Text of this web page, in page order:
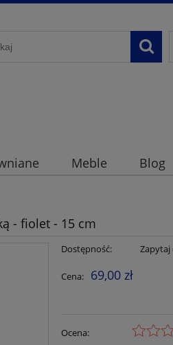
Meble Blog
- fiolet - 15 cm
Dostępność: Zapytaj
Cena: 69,00 zł
Ocena: